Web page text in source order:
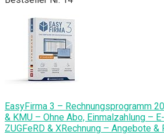
EasyFirma 3 – Rechnungsprogramm
& KMU – Ohne Abo, Einmalzahlung –
ZUGFeRD & XRechnung – Angebote